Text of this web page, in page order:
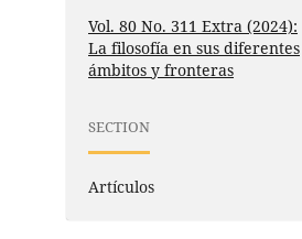
Vol. 80 No. 311 Extra (2024):
La filosofía en sus diferentes
ámbitos y fronteras
SECTION
Artículos